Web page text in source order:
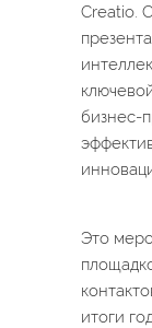
Creatio.
бизнес-
Это
итоги